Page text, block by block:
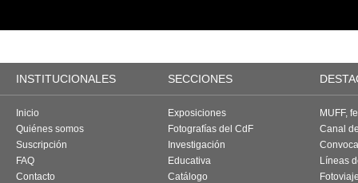
INSTITUCIONALES SECCIONES
Inicio
Quiénes somos
Suscripción
FAQ
Contacto
Exposiciones
Fotografías del CdF
Investigación
Educativa
Catálogo
MUFF,
Canal
Líneas